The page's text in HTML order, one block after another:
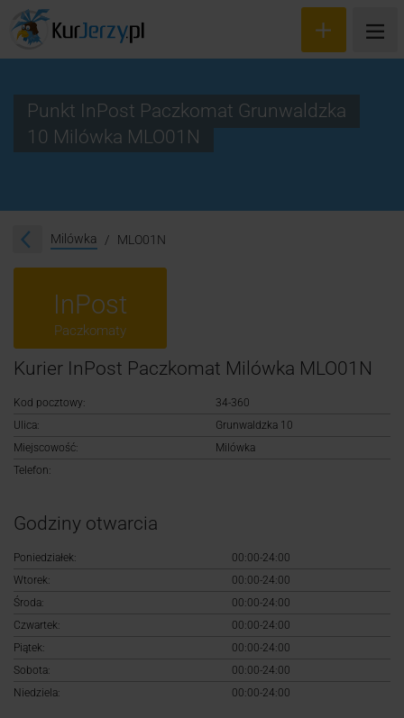
Śledzenie przesyłki
Logowanie
Punkt InPost Paczkomat Grunwaldzka
10 Milówka MLO01N
Milówka MLO01N
InPost
Paczkomaty
Kurier InPost Paczkomat Milówka MLO01N
Kod pocztowy:
34-360
Ulica:
Grunwaldzka 10
Miejscowość:
Milówka
Telefon:
Godziny otwarcia
Poniedziałek:
00:00-24:00
Wtorek:
00:00-24:00
Środa:
00:00-24:00
Czwartek:
00:00-24:00
Piątek:
00:00-24:00
Sobota:
00:00-24:00
Niedziela:
00:00-24:00